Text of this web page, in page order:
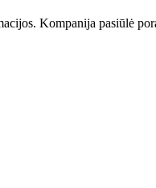
Kompanija pasiūlė